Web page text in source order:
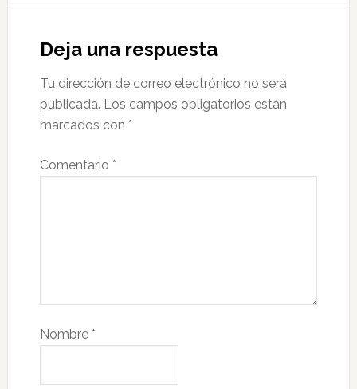
Deja una respuesta
Tu dirección de correo electrónico no será
publicada. Los campos obligatorios están
marcados con *
Comentario *
Nombre *